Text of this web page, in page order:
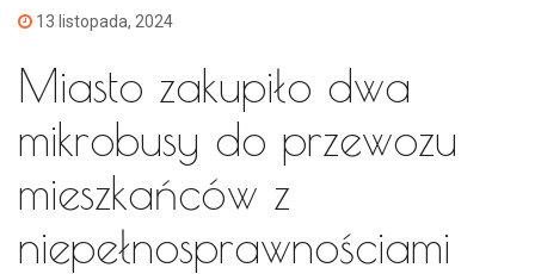
13 listopada, 2024
Miasto zakupiło dwa
mikrobusy do przewozu
mieszkańców z
niepełnosprawnościami